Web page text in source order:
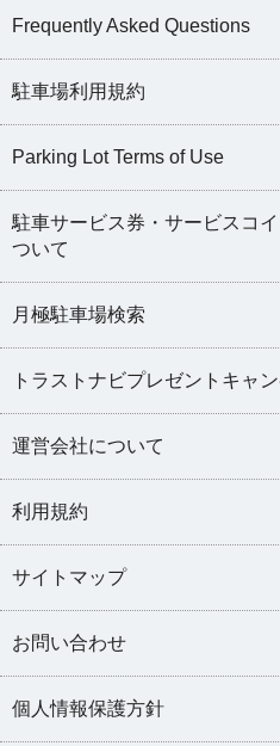
Frequently Asked Questions
駐車場利用規約
Parking Lot Terms of Use
駐車サービス券・サービスコ
ついて
月極駐車場検索
トラストナビプレゼントキャ
運営会社について
利用規約
サイトマップ
お問い合わせ
個人情報保護方針